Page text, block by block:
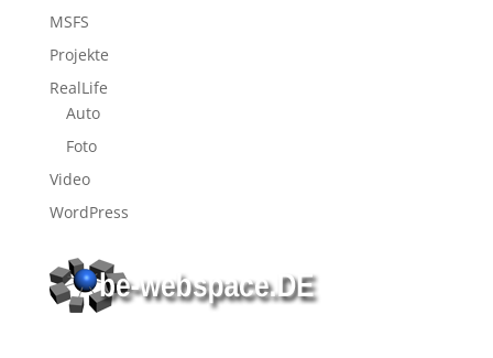
MSFS
Projekte
RealLife
Auto
Foto
Video
WordPress